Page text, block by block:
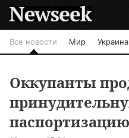
Все новости Мир Украина
Оккупанты